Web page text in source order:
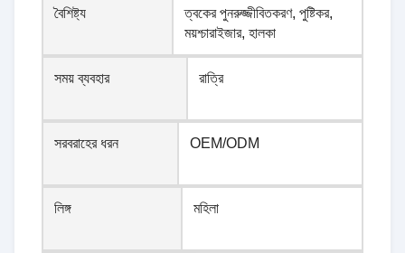
বৈশিষ্ট্য
ত্বকের পুনরুজ্জীবিতকরণ, পুষ্টিকর,
ময়শ্চারাইজার, হালকা
সময় ব্যবহার রাত্রি
সরবরাহের ধরন OEM/ODM
লিঙ্গ মহিলা